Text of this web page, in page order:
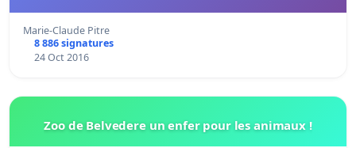
Marie-Claude Pitre
8 886 signatures
24 Oct 2016
Zoo de Belvedere un enfer pour les animaux !